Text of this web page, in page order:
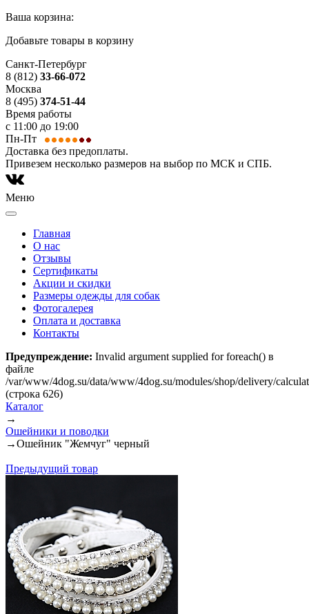
Ваша корзина:
Добавьте товары в корзину
Санкт-Петербург
8 (812) 33-66-072
Москва
8 (495) 374-51-44
Время работы
с 11:00 до 19:00
Пн-Пт
Доставка без предоплаты.
Привезем несколько размеров на выбор по МСК и СПБ.
Меню
Главная
О нас
Отзывы
Сертификаты
Акции и скидки
Размеры одежды для собак
Фотогалерея
Оплата и доставка
Контакты
Предупреждение: Invalid argument supplied for foreach() в
файле
/var/www/4dog.su/data/www/4dog.su/modules/shop/delivery/
(строка 626)
Каталог
→
Ошейники и поводки
→Ошейник "Жемчуг" черный
Предыдущий товар